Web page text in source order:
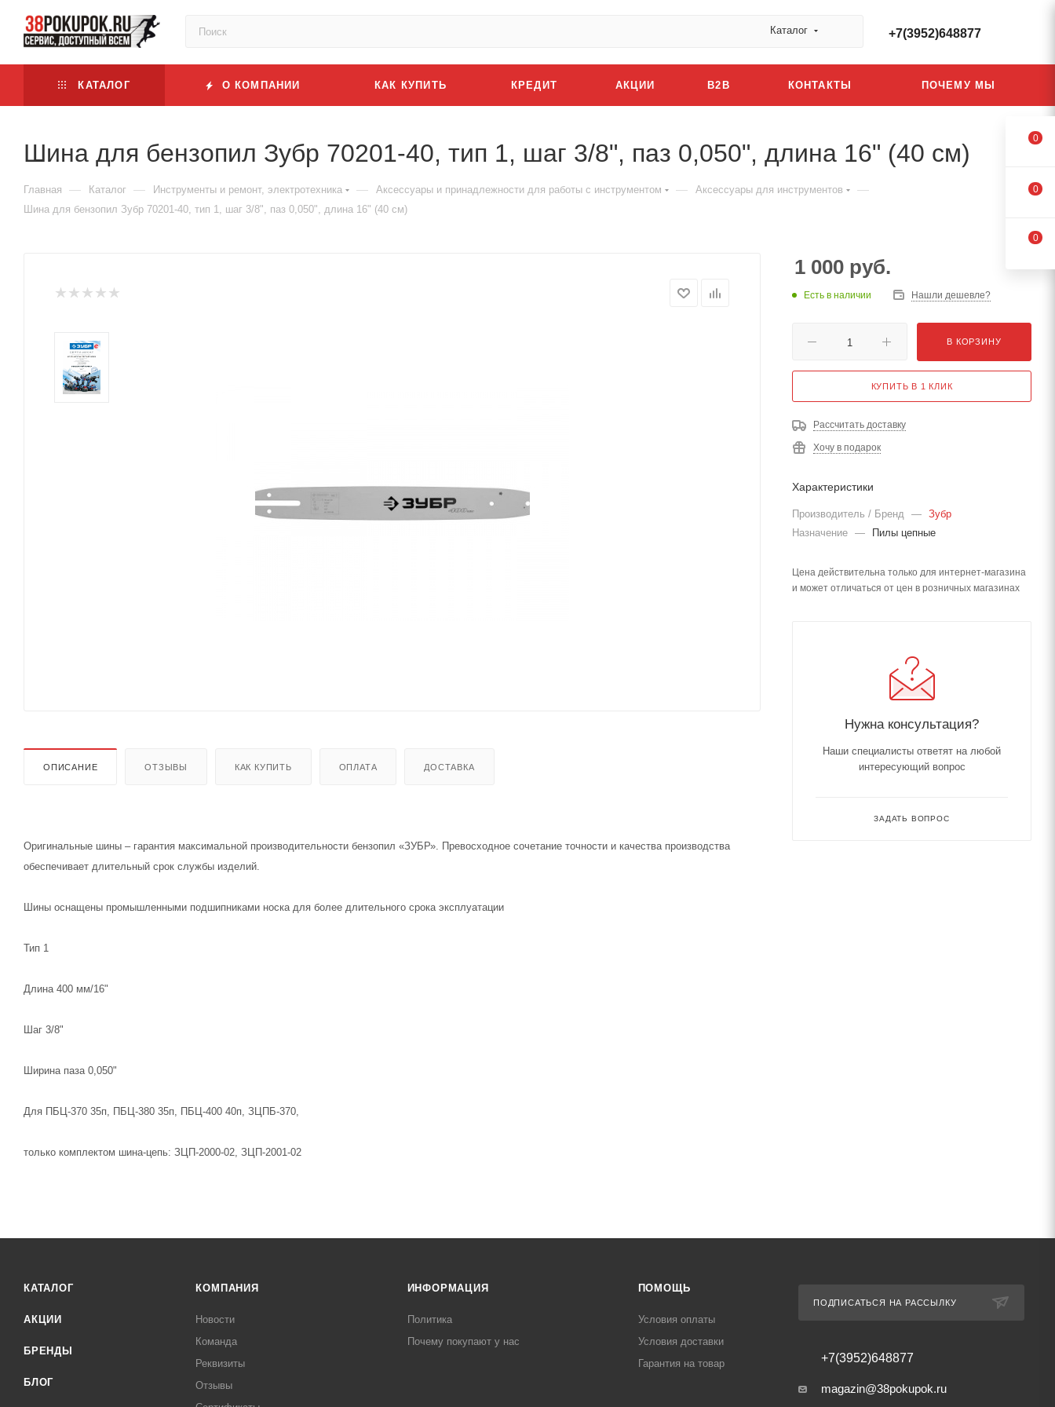
Каталог +7(3952)648877
КАТАЛОГ О КОМПАНИИ КАК КУПИТЬ КРЕДИТ АКЦИИ B2B КОНТАКТЫ ПОЧЕМУ МЫ
Шина для бензопил Зубр 70201-40, тип 1, шаг 3/8", паз 0,050", длина 16" (40 см)
Главная — Каталог — Инструменты и ремонт, электротехника — Аксессуары и принадлежности для работы с инструментом — Аксессуары для инструментов —
Шина для бензопил Зубр 70201-40, тип 1, шаг 3/8", паз 0,050", длина 16" (40 см)
ОПИСАНИЕ ОТЗЫВЫ КАК КУПИТЬ ОПЛАТА ДОСТАВКА
Оригинальные шины – гарантия максимальной производительности бензопил «ЗУБР». Превосходное сочетание точности и качества производства
обеспечивает длительный срок службы изделий.
Шины оснащены промышленными подшипниками носка для более длительного срока эксплуатации
Тип 1
Длина 400 мм/16"
Шаг 3/8"
Ширина паза 0,050"
Для ПБЦ-370 35п, ПБЦ-380 35п, ПБЦ-400 40п, ЗЦПБ-370,
только комплектом шина-цепь: ЗЦП-2000-02, ЗЦП-2001-02
1 000 руб.
Есть в наличии Нашли дешевле?
В КОРЗИНУ
КУПИТЬ В 1 КЛИК
Рассчитать доставку
Хочу в подарок
Характеристики
Производитель / Бренд — Зубр
Назначение — Пилы цепные
Цена действительна только для интернет-магазина
и может отличаться от цен в розничных магазинах
Нужна консультация?
Наши специалисты ответят на любой
интересующий вопрос
ЗАДАТЬ ВОПРОС
КАТАЛОГ
АКЦИИ
БРЕНДЫ
БЛОГ
КОМПАНИЯ
Новости
Команда
Реквизиты
Отзывы
ИНФОРМАЦИЯ
Политика
Почему покупают у нас
ПОМОЩЬ
Условия оплаты
Условия доставки
Гарантия на товар
ПОДПИСАТЬСЯ НА РАССЫЛКУ
+7(3952)648877
magazin@38pokupok.ru
0
0
0